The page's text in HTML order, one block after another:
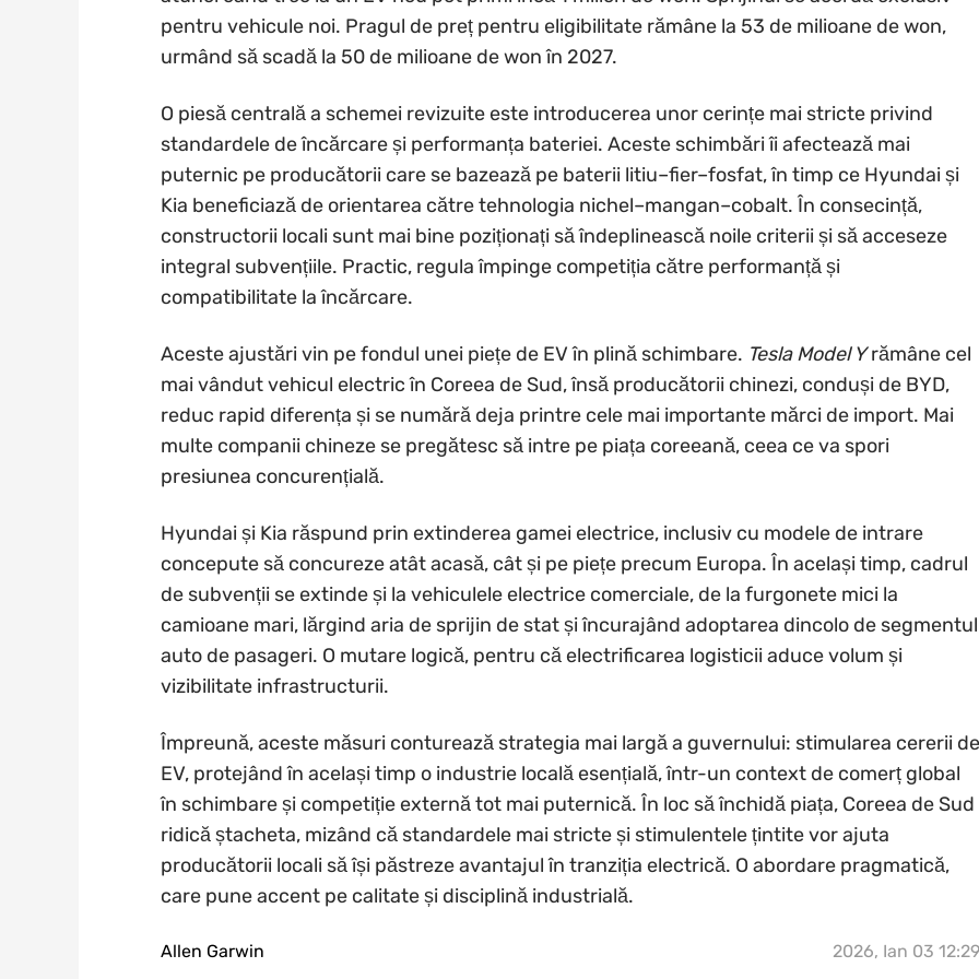
pentru vehicule noi. Pragul de preț pentru eligibilitate rămâne la 53 de milioane de won,
urmând să scadă la 50 de milioane de won în 2027.
O piesă centrală a schemei revizuite este introducerea unor cerințe mai stricte privind
standardele de încărcare și performanța bateriei. Aceste schimbări îi afectează mai
puternic pe producătorii care se bazează pe baterii litiu–fier–fosfat, în timp ce Hyundai și
Kia beneficiază de orientarea către tehnologia nichel–mangan–cobalt. În consecință,
constructorii locali sunt mai bine poziționați să îndeplinească noile criterii și să acceseze
integral subvențiile. Practic, regula împinge competiția către performanță și
compatibilitate la încărcare.
Aceste ajustări vin pe fondul unei piețe de EV în plină schimbare. Tesla Model Yrămâne cel
mai vândut vehicul electric în Coreea de Sud, însă producătorii chinezi, conduși de BYD,
reduc rapid diferența și se numără deja printre cele mai importante mărci de import. Mai
multe companii chineze se pregătesc să intre pe piața coreeană, ceea ce va spori
presiunea concurențială.
Hyundai și Kia răspund prin extinderea gamei electrice, inclusiv cu modele de intrare
concepute să concureze atât acasă, cât și pe piețe precum Europa. În același timp, cadrul
de subvenții se extinde și la vehiculele electrice comerciale, de la furgonete mici la
camioane mari, lărgind aria de sprijin de stat și încurajând adoptarea dincolo de segmentul
auto de pasageri. O mutare logică, pentru că electrificarea logisticii aduce volum și
vizibilitate infrastructurii.
Împreună, aceste măsuri conturează strategia mai largă a guvernului: stimularea cererii de
EV, protejând în același timp o industrie locală esențială, într-un context de comerț global
în schimbare și competiție externă tot mai puternică. În loc să închidă piața, Coreea de Sud
ridică ștacheta, mizând că standardele mai stricte și stimulentele țintite vor ajuta
producătorii locali să își păstreze avantajul în tranziția electrică. O abordare pragmatică,
care pune accent pe calitate și disciplină industrială.
Allen Garwin 2026, Ian 03 12:29